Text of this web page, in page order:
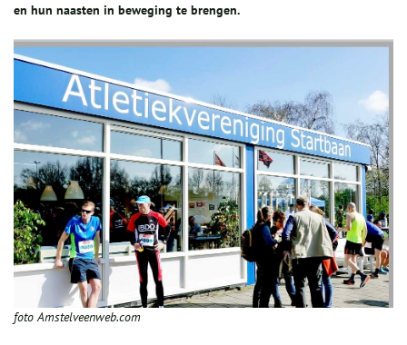
en hun naasten in beweging te brengen.
foto Amstelveenweb.com